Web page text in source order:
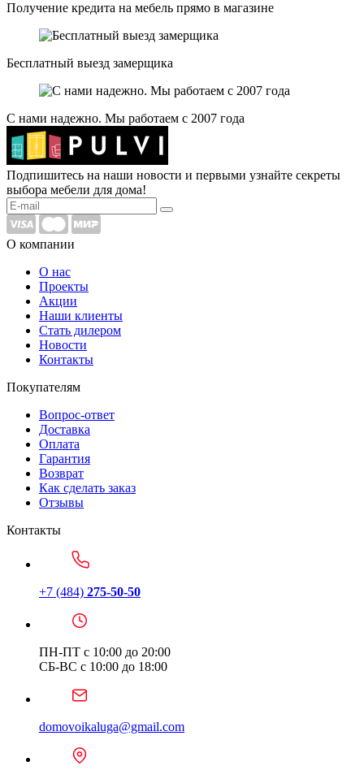
Получение кредита на мебель прямо в магазине
Бесплатный выезд замерщика
С нами надежно. Мы работаем с 2007 года
Подпишитесь на наши новости и первыми узнайте секреты
выбора мебели для дома!
О компании
О нас
Проекты
Акции
Наши клиенты
Стать дилером
Новости
Контакты
Покупателям
Вопрос-ответ
Доставка
Оплата
Гарантия
Возврат
Как сделать заказ
Отзывы
Контакты
+7 (484) 275-50-50
ПН-ПТ с 10:00 до 20:00
СБ-ВС с 10:00 до 18:00
domovoikaluga@gmail.com